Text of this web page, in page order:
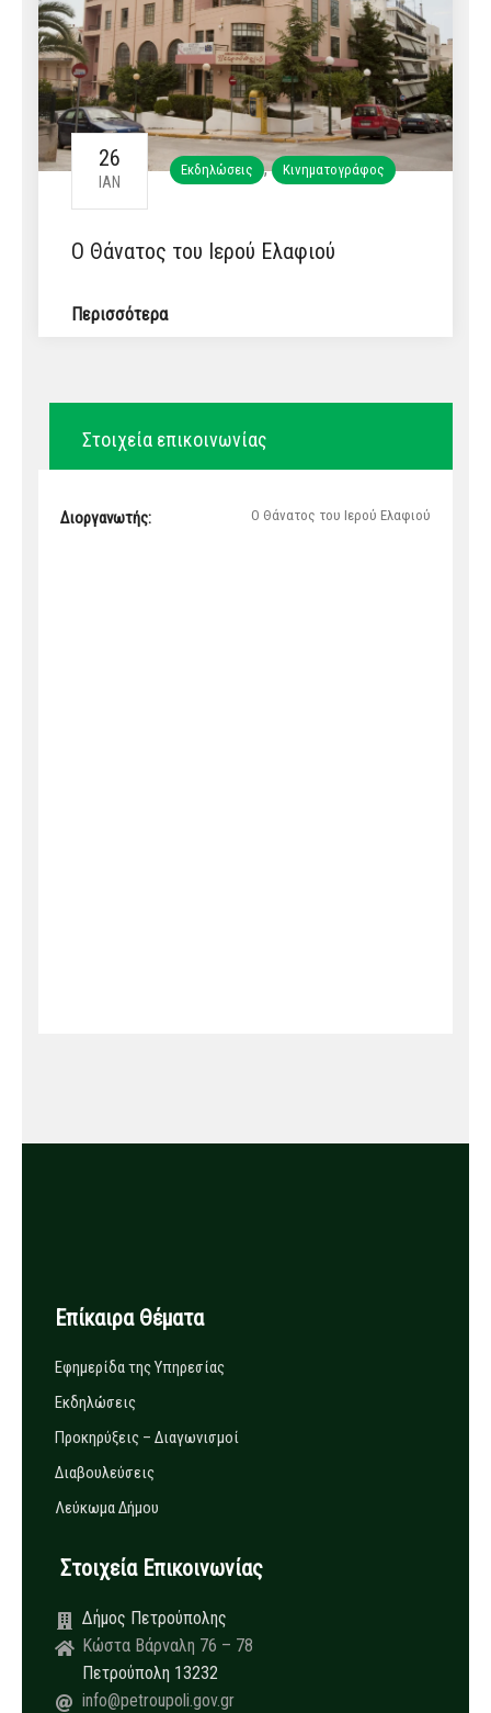
26
ΙΑΝ
Εκδηλώσεις , Κινηματογράφος
Ο Θάνατος του Ιερού Ελαφιού
Περισσότερα
Στοιχεία επικοινωνίας
Διοργανωτής: Ο Θάνατος του Ιερού Ελαφιού
Επίκαιρα Θέματα
Εφημερίδα της Υπηρεσίας
Εκδηλώσεις
Προκηρύξεις – Διαγωνισμοί
Διαβουλεύσεις
Λεύκωμα Δήμου
Στοιχεία Επικοινωνίας
Δήμος Πετρούπολης
Κώστα Βάρναλη 76 – 78
Πετρούπολη 13232
info@petroupoli.gov.gr